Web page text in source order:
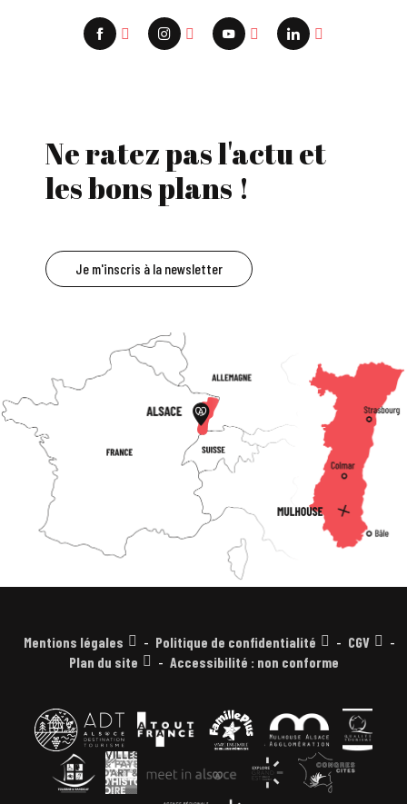
Ne ratez pas l'actu et
les bons plans !
Je m'inscris à la newsletter
Mentions légales Politique de confidentialité
CGV
Plan du site
Accessibilité : non conforme